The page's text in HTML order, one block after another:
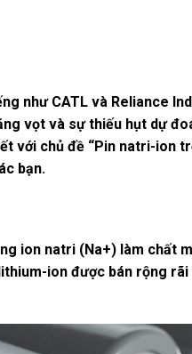
như CATL và Reliance
vọt và sự thiếu hụt dự
với chủ đề “Pin natri-ion
bạn.
ion natri (Na+) làm chất
ion được bán rộng